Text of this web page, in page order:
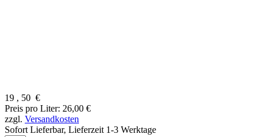
19 , 50 €
Preis pro Liter: 26,00 €
zzgl. Versandkosten
Sofort Lieferbar, Lieferzeit 1-3 Werktage